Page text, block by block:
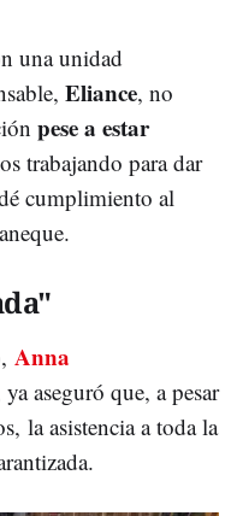
una unidad
Eliance, no
pese a estar
trabajando para dar
cumplimiento al
Anna
aseguró que, a pesar
la asistencia a toda la